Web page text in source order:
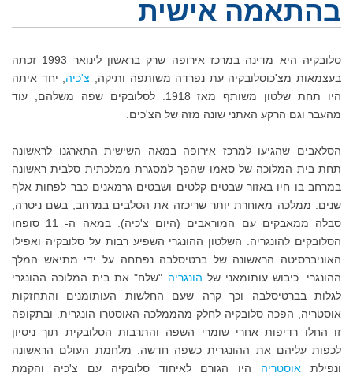
בהתאמה אישית
סלובקיה היא מדינה במרכז אירופה שרק בראשון לינואר 1993 זכתה
בעצמאות מצ'כוסלובקיה עת נפרדה משותפה ותיקה, צ'כיה , יחד איתה
היו תחת שלטון משותף מאז 1918. לסלובקים שפה משלהם, עוד
מהעבר וגם הרקע האתני שונה מזה של הצ'כים.
הסלאבים שהגיעו למרכז אירופה במאה השישית התארגנו לראשונה
תחת בית המלוכה של סאמו שהפך למסגרת ממלכתית סלבית ראשונה
במרחב בו חיו באזור שבטים קלטים ושבטים גרמאנים כבר לפחות אלף
שנים. ממלכה מאוחרת יותר שריכזה את הסלבים במרחב, בשם ניטרה,
סבלה ממאבקים עם המוראבים (היום צ'כיה). במאה ה- 11 סופחו
הסלובקים להונגריה. השלטון ההונגרי השפיע רבות על סלובקיה ואפילו
האוניברסיטה הראשונה של ברטיסלבה נפתחה על ידי מתיאש המלך
ההונגרי. כיבוש עותומאני של הונגריה "שלח" את בית המלוכה ההונגרי
לגלות בברטיסלבה וכך קרה שעם החלשות העותומנים והתחזקות
אוסטריה, הפכה סלובקיה לחלק מהממלכה האוסטרו הונגרית. ובתקופה
זו החלו רדיפות אחרי שומרי השפה והתרבות הסלובקית תוך ניסיון
לכפות עליהם את ההונגרית כשפה חדשה. מלחמת העולם הראשונה
ונפילת אוסטריה היו הגורם לאיחוד סלובקיה עם צ'כיה והקמת